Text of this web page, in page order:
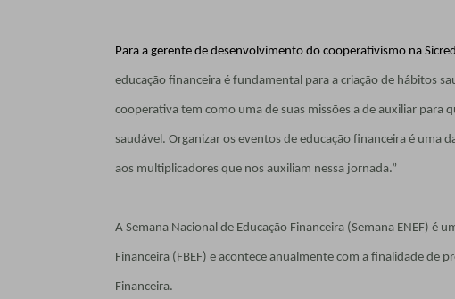
Para a gerente de desenvolvimento do cooperativismo na
educação financeira é fundamental para a criação de hábitos
cooperativa tem como uma de suas missões a de auxiliar para
saudável. Organizar os eventos de educação financeira é uma
aos multiplicadores que nos auxiliam nessa jornada.”
A Semana Nacional de Educação Financeira (Semana ENEF) é
Financeira (FBEF) e acontece anualmente com a finalidade de
Financeira.